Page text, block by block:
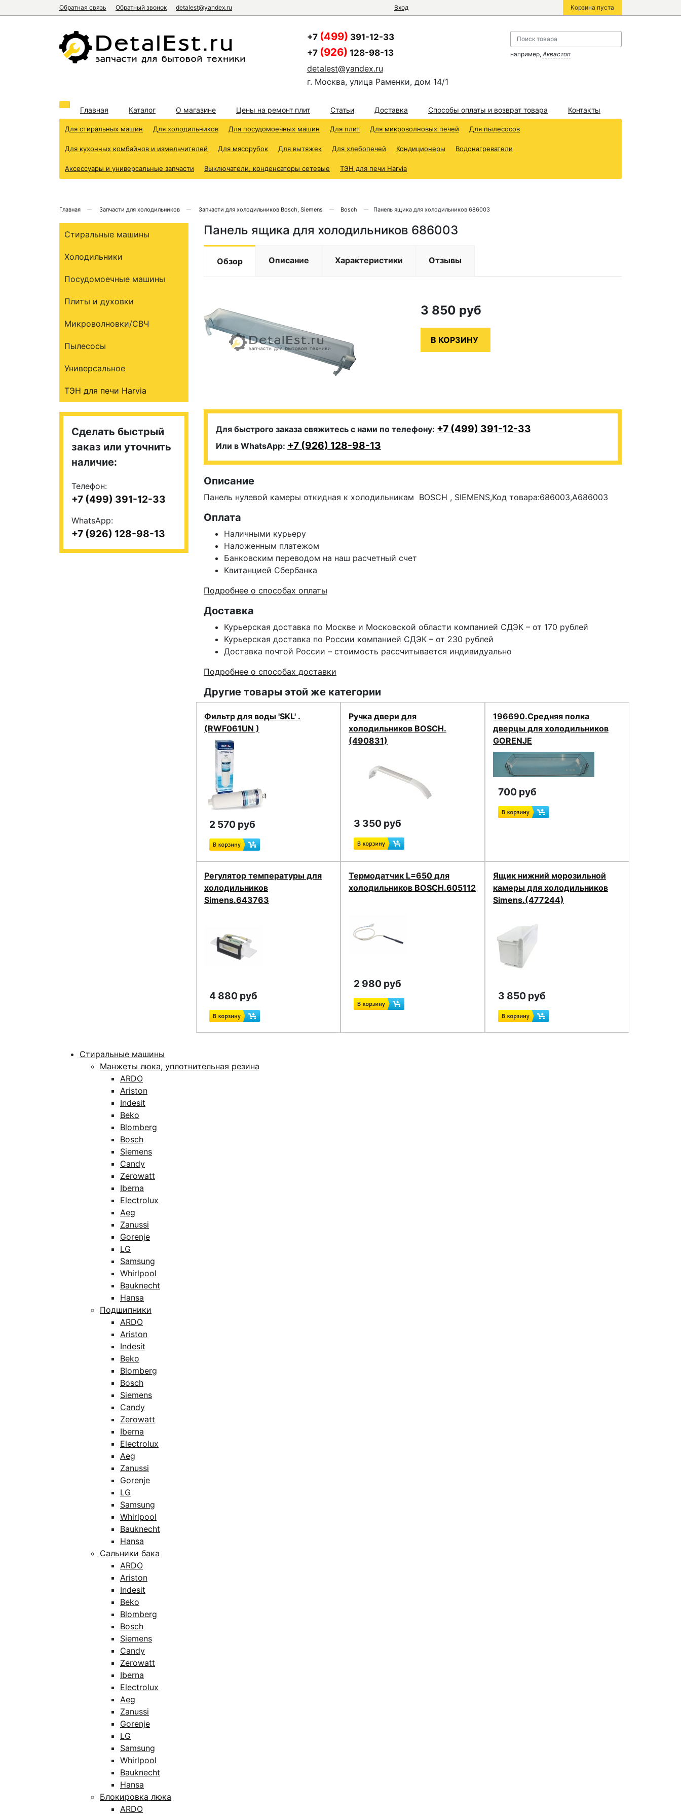
Обратная связь Обратный звонок detalest@yandex.ru Вход Корзина пуста
+7 (499) 391-12-33
+7 (926) 128-98-13
detalest@yandex.ru
г. Москва, улица Раменки, дом 14/1
например, Аквастоп
Главная Каталог О магазине Цены на ремонт плит Статьи Доставка Способы оплаты и возврат товара Контакты
Для стиральных машин Для холодильников Для посудомоечных машин Для плит Для микроволновых печей Для пылесосов
Для кухонных комбайнов и измельчителей Для мясорубок Для вытяжек Для хлебопечей Кондиционеры Водонагреватели
Аксессуары и универсальные запчасти Выключатели, конденсаторы сетевые ТЭН для печи Harvia
Главная Запчасти для холодильников Запчасти для холодильников Bosch, Siemens Bosch Панель ящика для холодильников 686003
Панель ящика для холодильников 686003
Обзор Описание Характеристики Отзывы
3 850 руб
Для быстрого заказа свяжитесь с нами по телефону: +7 (499) 391-12-33
Или в WhatsApp: +7 (926) 128-98-13
Описание
Панель нулевой камеры откидная к холодильникам BOSCH , SIEMENS,Код товара:686003,A686003
Оплата
Наличными курьеру
Наложенным платежом
Банковским переводом на наш расчетный счет
Квитанцией Сбербанка
Подробнее о способах оплаты
Доставка
Курьерская доставка по Москве и Московской области компанией СДЭК – от 170 рублей
Курьерская доставка по России компанией СДЭК – от 230 рублей
Доставка почтой России – стоимость рассчитывается индивидуально
Подробнее о способах доставки
Другие товары этой же категории
Фильтр для воды 'SKL' .
(RWF061UN )
2 570 руб
Ручка двери для
холодильников BOSCH.
(490831)
3 350 руб
196690.Средняя полка
дверцы для холодильников
GORENJE
700 руб
Регулятор температуры для
холодильников
Simens.643763
4 880 руб
Термодатчик L=650 для
холодильников BOSCH.605112
2 980 руб
Ящик нижний морозильной
камеры для холодильников
Simens.(477244)
3 850 руб
Стиральные машины
Холодильники
Посудомоечные машины
Плиты и духовки
Микроволновки/СВЧ
Пылесосы
Универсальное
ТЭН для печи Harvia
Сделать быстрый
заказ или уточнить
наличие:
Телефон:
+7 (499) 391-12-33
WhatsApp:
+7 (926) 128-98-13
Стиральные машины
Манжеты люка, уплотнительная резина
ARDO
Ariston
Indesit
Beko
Blomberg
Bosch
Siemens
Candy
Zerowatt
Iberna
Electrolux
Aeg
Zanussi
Gorenje
LG
Samsung
Whirlpool
Bauknecht
Hansa
Подшипники
ARDO
Ariston
Indesit
Beko
Blomberg
Bosch
Siemens
Candy
Zerowatt
Iberna
Electrolux
Aeg
Zanussi
Gorenje
LG
Samsung
Whirlpool
Bauknecht
Hansa
Сальники бака
ARDO
Ariston
Indesit
Beko
Blomberg
Bosch
Siemens
Candy
Zerowatt
Iberna
Electrolux
Aeg
Zanussi
Gorenje
LG
Samsung
Whirlpool
Bauknecht
Hansa
Блокировка люка
ARDO